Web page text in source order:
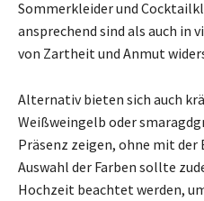
Sommerkleider und
ansprechend sind als auch in
von Zartheit und Anmut
Alternativ bieten sich auch
Weißweingelb oder
Präsenz zeigen, ohne mit
Auswahl der Farben sollte
Hochzeit beachtet werden,